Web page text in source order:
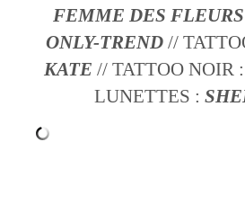
FEMME DES FLEURS
ONLY-TREND //
KATE // TATTOO NOIR :
LUNETTES :